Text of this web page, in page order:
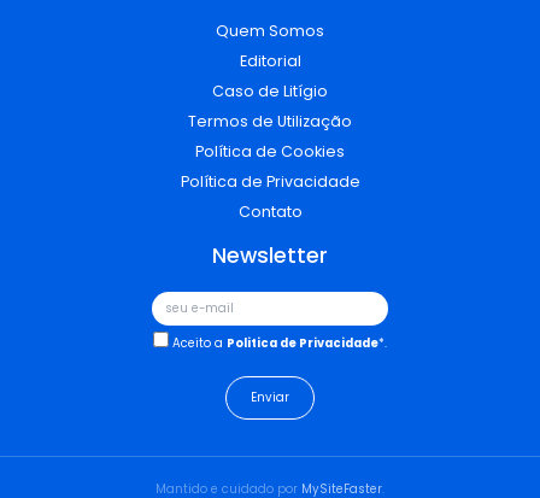
Quem Somos
Editorial
Caso de Litígio
Termos de Utilização
Política de Cookies
Política de Privacidade
Contato
Newsletter
Aceito a Politica de Privacidade*.
Mantido e cuidado por MySiteFaster.